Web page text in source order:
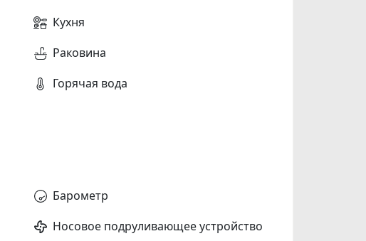
Кухня
Раковина
Горячая вода
Барометр
Носовое подруливающее устройство